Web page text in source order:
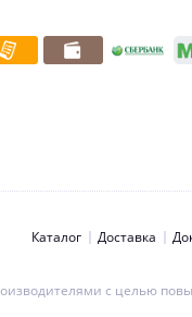
Каталог Доставка
с целью